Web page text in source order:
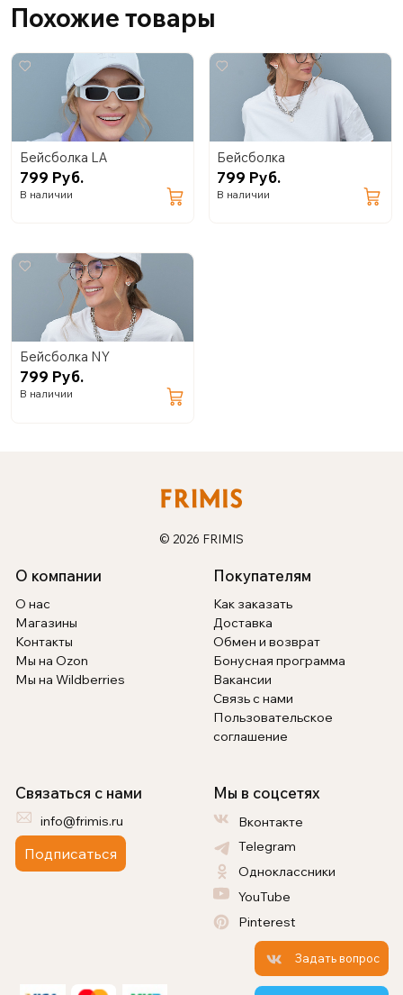
Похожие товары
Бейсболка LA
799 Руб.
В наличии
Бейсболка
799 Руб.
В наличии
Бейсболка NY
799 Руб.
В наличии
© 2026 FRIMIS
О компании
О нас
Магазины
Контакты
Мы на Ozon
Мы на Wildberries
Покупателям
Как заказать
Доставка
Обмен и возврат
Бонусная программа
Вакансии
Связь с нами
Пользовательское
соглашение
Связаться с нами
info@frimis.ru
Подписаться
Мы в соцсетях
Вконтакте
Telegram
Одноклассники
YouTube
Pinterest
Задать вопрос